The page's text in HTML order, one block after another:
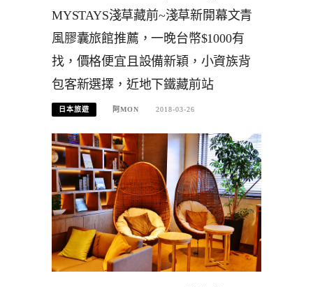
MYSTAYS淺草藏前~淺草新開幕文青
風膠囊旅館推薦，一晚台幣$1000有
找，價格便宜且設備新穎，小資族背
包客新選擇，近地下鐵藏前站
日本旅遊 阿MON 2018-03-26